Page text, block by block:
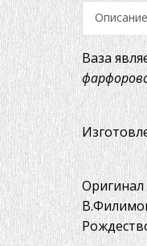
Описание
Ваза
Оригинал